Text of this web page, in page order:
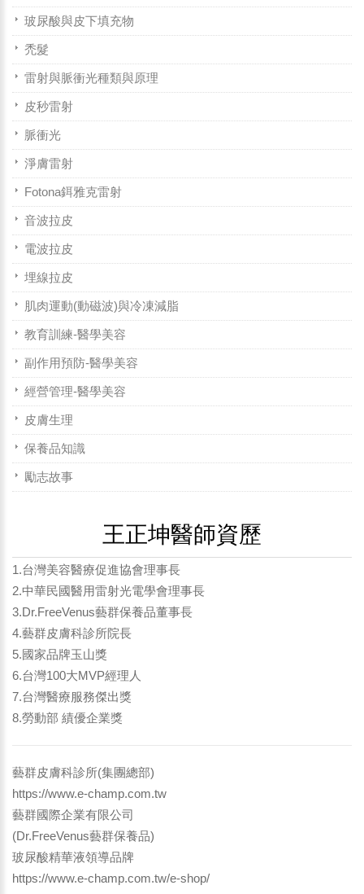
玻尿酸與皮下填充物
禿髮
雷射與脈衝光種類與原理
皮秒雷射
脈衝光
淨膚雷射
Fotona鉺雅克雷射
音波拉皮
電波拉皮
埋線拉皮
肌肉運動(動磁波)與冷凍減脂
教育訓練-醫學美容
副作用預防-醫學美容
經營管理-醫學美容
皮膚生理
保養品知識
勵志故事
王正坤醫師資歷
1.台灣美容醫療促進協會理事長
2.中華民國醫用雷射光電學會理事長
3.Dr.FreeVenus藝群保養品董事長
4.藝群皮膚科診所院長
5.國家品牌玉山獎
6.台灣100大MVP經理人
7.台灣醫療服務傑出獎
8.勞動部 績優企業獎
藝群皮膚科診所(集團總部)
https://www.e-champ.com.tw
藝群國際企業有限公司
(Dr.FreeVenus藝群保養品)
玻尿酸精華液領導品牌
https://www.e-champ.com.tw/e-shop/